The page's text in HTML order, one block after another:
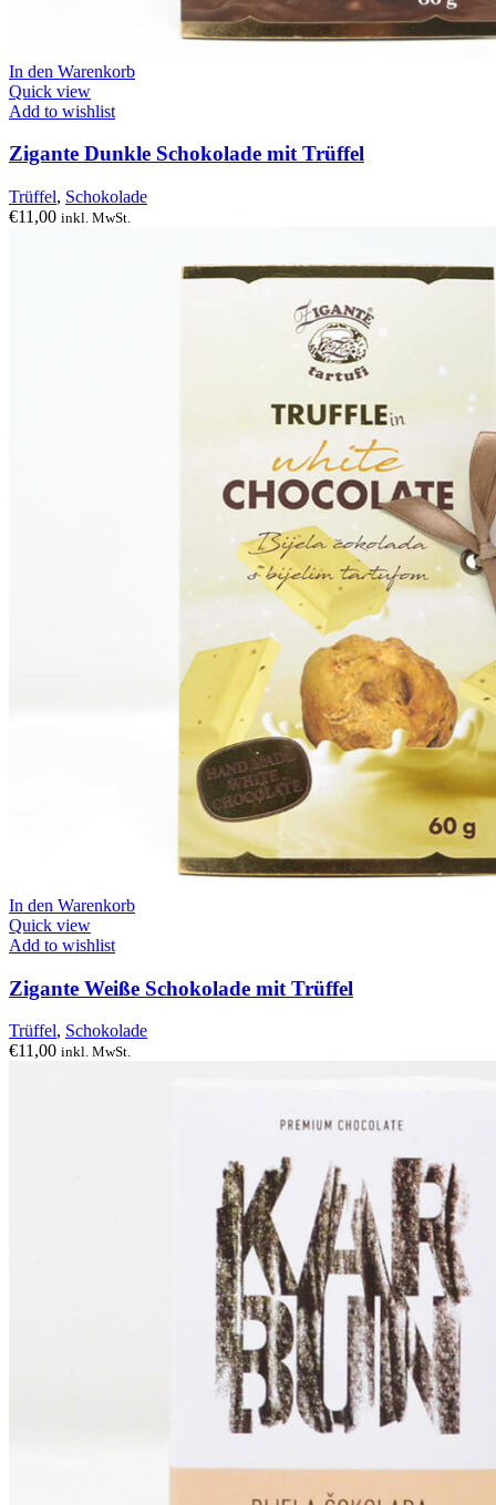
In den Warenkorb
Quick view
Add to wishlist
Zigante Dunkle Schokolade mit Trüffel
Trüffel, Schokolade
€11,00 inkl. MwSt.
In den Warenkorb
Quick view
Add to wishlist
Zigante Weiße Schokolade mit Trüffel
Trüffel, Schokolade
€11,00 inkl. MwSt.